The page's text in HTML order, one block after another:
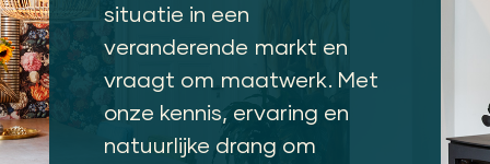
situatie in een
veranderende markt en
vraagt om maatwerk. Met
onze kennis, ervaring en
natuurlijke drang om